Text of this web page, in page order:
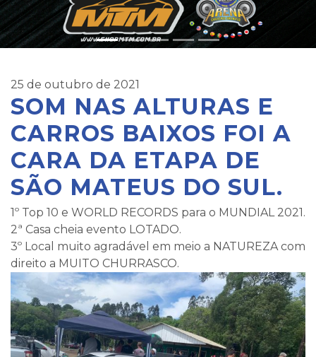
25 de outubro de 2021
SOM NAS ALTURAS E
CARROS BAIXOS FOI A
CARA DA ETAPA DE
SÃO MATEUS DO SUL.
1º Top 10 e WORLD RECORDS para o MUNDIAL 2021.
2ª Casa cheia evento LOTADO.
3º Local muito agradável em meio a NATUREZA com
direito a MUITO CHURRASCO.